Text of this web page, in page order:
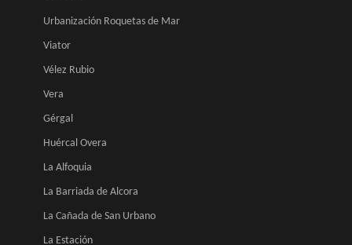
Urbanización Roquetas de Mar
Viator
Vélez Rubio
Vera
Gérgal
Huércal Overa
La Alfoquia
La Barriada de Alcora
La Cañada de San Urbano
La Estación